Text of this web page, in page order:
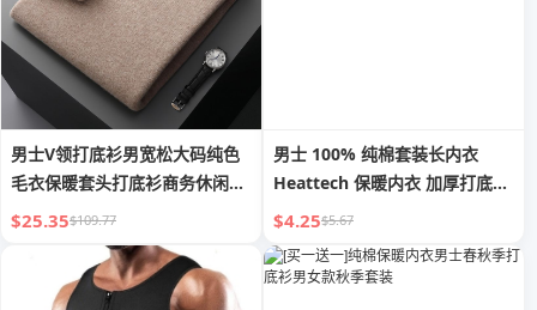
男士V领打底衫男宽松大码纯色
毛衣保暖套头打底衫商务休闲轻
奢男
$25.35$109.77
男士 100% 纯棉套装长内衣
Heattech 保暖内衣 加厚打底全
棉毛衣棉针织压缩裤秋季冬季
$4.25$5.67